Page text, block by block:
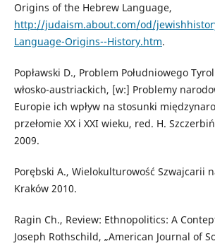
Origins of the Hebrew Language,
http://judaism.about.com/od/
Language-Origins--History.htm.
Popławski D., Problem Południowego
włosko-austriackich, [w:] Problemy
Europie ich wpływ na stosunki
przełomie XX i XXI wieku, red. H.
2009.
Porębski A., Wielokulturowość Szwajcarii
Kraków 2010.
Ragin Ch., Review: Ethnopolitics: A
Joseph Rothschild, „American Journal of